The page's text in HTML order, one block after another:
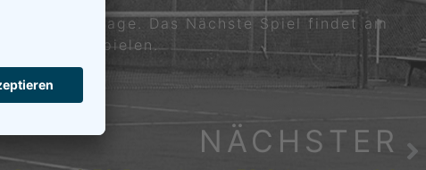
Spieltage. Das Nächste Spiel findet am
1 spielen.
NÄCHSTER